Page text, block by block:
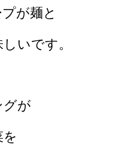
が麺と
いです。
グが